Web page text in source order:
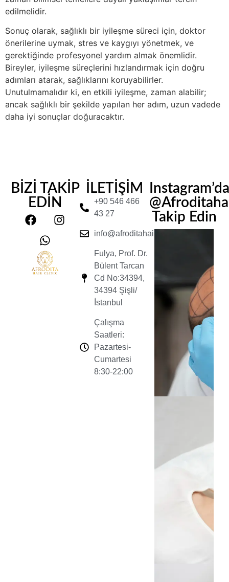
edilmelidir.
Sonuç olarak, sağlıklı bir iyileşme süreci için, doktor
önerilerine uymak, stres ve kaygıyı yönetmek, ve
gerektiğinde profesyonel yardım almak önemlidir.
Bireyler, iyileşme süreçlerini hızlandırmak için doğru
adımları atarak, sağlıklarını koruyabilirler.
Unutulmamalıdır ki, en etkili iyileşme, zaman alabilir;
ancak sağlıklı bir şekilde yapılan her adım, uzun vadede
daha iyi sonuçlar doğuracaktır.
BİZİ TAKİP
EDİN
İLETİŞİM
+90 546 466
43 27
info@afroditahairclinic.com
Fulya, Prof. Dr.
Bülent Tarcan
Cd No:34394,
34394 Şişli/
İstanbul
Çalışma
Saatleri:
Pazartesi-
Cumartesi
8:30-22:00
Instagram’da
Takip Edin